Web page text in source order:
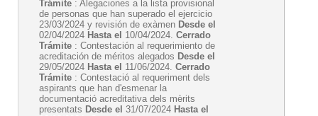
Trámite : Alegaciones a la lista provisional
de personas que han superado el ejercicio
23/03/2024 y revisión de exàmen Desde el
02/04/2024 Hasta el 10/04/2024. Cerrado
Trámite : Contestación al requerimiento de
acreditación de méritos alegados Desde el
29/05/2024 Hasta el 11/06/2024. Cerrado
Trámite : Contestació al requeriment dels
aspirants que han d'esmenar la
documentació acreditativa dels mèrits
presentats Desde el 31/07/2024 Hasta el